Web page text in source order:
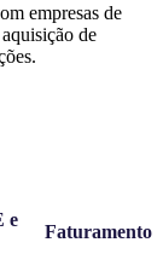
empresas de
de
e
Faturamento